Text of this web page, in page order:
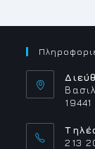
19441
213